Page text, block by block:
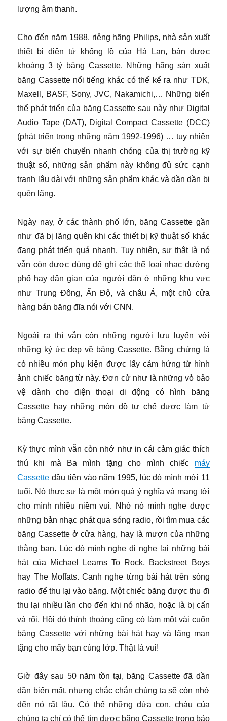
lượng âm thanh.
Cho đến năm 1988, riêng hãng Philips, nhà sản xuất
thiết bị điện tử khổng lồ của Hà Lan, bán được
khoảng 3 tỷ băng Cassette. Những hãng sản xuất
băng Cassette nổi tiếng khác có thể kể ra như TDK,
Maxell, BASF, Sony, JVC, Nakamichi,… Những biến
thể phát triển của băng Cassette sau này như Digital
Audio Tape (DAT), Digital Compact Cassette (DCC)
(phát triển trong những năm 1992-1996) … tuy nhiên
với sự biến chuyển nhanh chóng của thị trường kỹ
thuật số, những sản phẩm này không đủ sức cạnh
tranh lâu dài với những sản phẩm khác và dần dần bị
quên lãng.
Ngày nay, ở các thành phố lớn, băng Cassette gần
như đã bị lãng quên khi các thiết bị kỹ thuật số khác
đang phát triển quá nhanh. Tuy nhiên, sự thật là nó
vẫn còn được dùng để ghi các thể loại nhạc đường
phố hay dân gian của người dân ở những khu vực
như Trung Đông, Ấn Độ, và châu Á, một chủ cửa
hàng bán băng đĩa nói với CNN.
Ngoài ra thì vẫn còn những người lưu luyến với
những ký ức đẹp về băng Cassette. Bằng chứng là
có nhiều món phụ kiện được lấy cảm hứng từ hình
ảnh chiếc băng từ này. Đơn cử như là những vỏ bảo
vệ dành cho điện thoại di động có hình băng
Cassette hay những món đồ tự chế được làm từ
băng Cassette.
Kỳ thực mình vẫn còn nhớ như in cái cảm giác thích
thú khi mà Ba mình tặng cho mình chiếc máy
Cassette đầu tiên vào năm 1995, lúc đó mình mới 11
tuổi. Nó thực sự là một món quà ý nghĩa và mang tới
cho mình nhiều niềm vui. Nhờ nó mình nghe được
những bản nhạc phát qua sóng radio, rồi tìm mua các
băng Cassette ở cửa hàng, hay là mượn của những
thằng bạn. Lúc đó mình nghe đi nghe lại những bài
hát của Michael Learns To Rock, Backstreet Boys
hay The Moffats. Canh nghe từng bài hát trên sóng
radio để thu lại vào băng. Một chiếc băng được thu đi
thu lại nhiều lần cho đến khi nó nhão, hoặc là bị cấn
và rối. Hồi đó thỉnh thoảng cũng có làm một vài cuốn
băng Cassette với những bài hát hay và lãng mạn
tặng cho mấy bạn cùng lớp. Thật là vui!
Giờ đây sau 50 năm tồn tại, băng Cassette đã dần
dần biến mất, nhưng chắc chắn chúng ta sẽ còn nhớ
đến nó rất lâu. Có thể những đứa con, cháu của
chúng ta chỉ có thể tìm được băng Cassette trong bảo